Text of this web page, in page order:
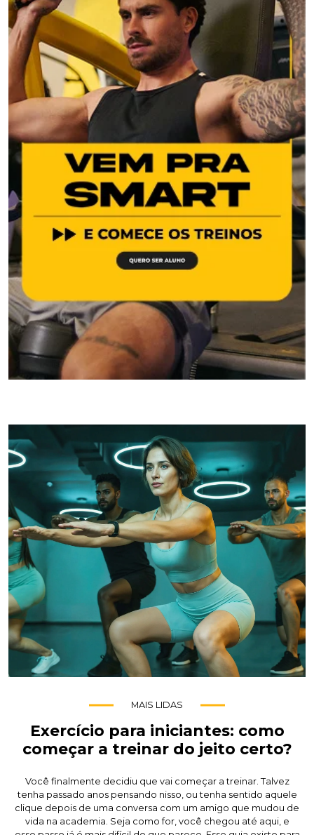
MAIS LIDAS
Exercício para iniciantes: como
começar a treinar do jeito certo?
Você finalmente decidiu que vai começar a treinar. Talvez
tenha passado anos pensando nisso, ou tenha sentido aquele
clique depois de uma conversa com um amigo que mudou de
vida na academia. Seja como for, você chegou até aqui, e